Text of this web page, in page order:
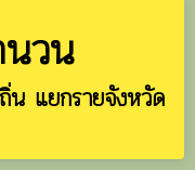
วน
น แยกรายจังหวัด